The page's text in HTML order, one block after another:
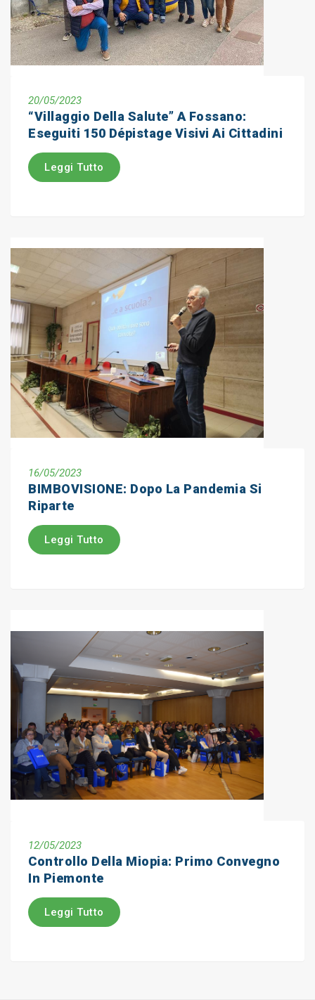
20/05/2023
“Villaggio Della Salute” A Fossano:
Eseguiti 150 Dépistage Visivi Ai Cittadini
Leggi Tutto
16/05/2023
BIMBOVISIONE: Dopo La Pandemia Si
Riparte
Leggi Tutto
12/05/2023
Controllo Della Miopia: Primo Convegno
In Piemonte
Leggi Tutto